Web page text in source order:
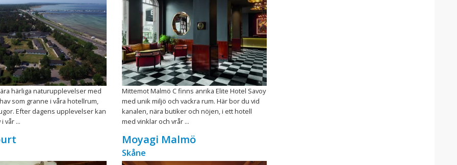
härliga naturupplevelser med
som granne i våra hotellrum,
Efter dagens upplevelser kan
vår ...
Mittemot Malmö C finns anrika Elite Hotel Savoy
med unik miljö och vackra rum. Här bor du vid
kanalen, nära butiker och nöjen, i ett hotell
med vinklar och vrår ...
Moyagi Malmö
Skåne